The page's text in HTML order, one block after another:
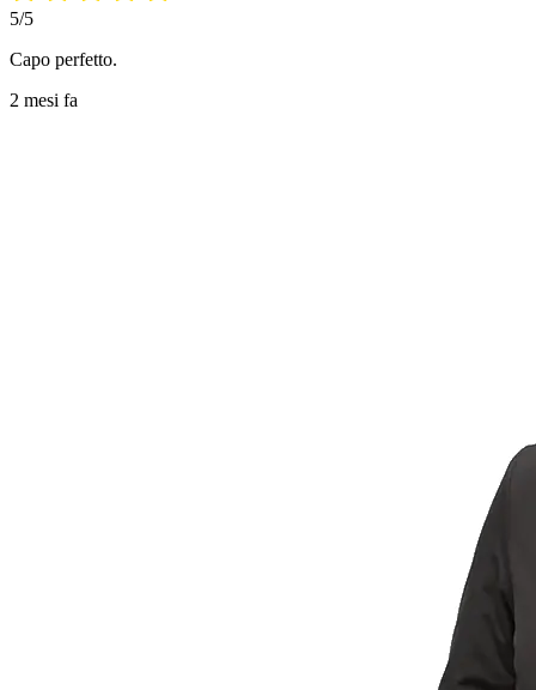
5/5
Capo perfetto.
2 mesi fa